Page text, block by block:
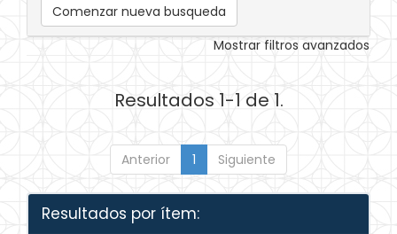
Comenzar nueva busqueda
Mostrar filtros avanzados
Resultados 1-1 de 1.
Anterior 1 Siguiente
Resultados por ítem: